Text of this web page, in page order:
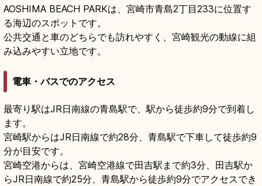
AOSHIMA BEACH PARKは、宮崎市青島2丁目233に位置す
る海辺のスポットです。
公共交通と車のどちらでも訪れやすく、宮崎観光の動線に組
み込みやすい立地です。
電車・バスでのアクセス
最寄り駅はJR日南線の青島駅で、駅から徒歩約9分で到着し
ます。
宮崎駅からはJR日南線で約28分、青島駅で下車して徒歩約9
分が目安です。
宮崎空港からは、宮崎空港線で田吉駅まで約3分、田吉駅か
らJR日南線で約25分、青島駅から徒歩約9分でアクセスでき